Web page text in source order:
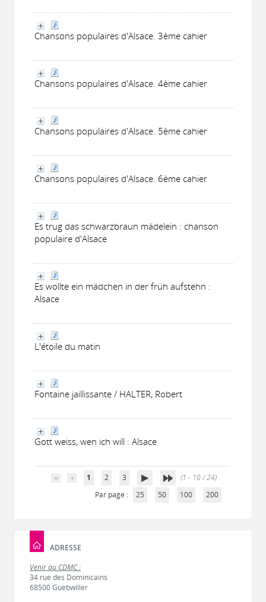
Chansons populaires d'Alsace. 3ème cahier
Chansons populaires d'Alsace. 4ème cahier
Chansons populaires d'Alsace. 5ème cahier
Chansons populaires d'Alsace. 6ème cahier
Es trug das schwarzbraun mädelein : chanson
populaire d'Alsace
Es wollte ein mädchen in der früh aufstehn :
Alsace
L'étoile du matin
Fontaine jaillissante / HALTER, Robert
Gott weiss, wen ich will : Alsace
1 2 3
(1 - 10 / 24)
Par page :
25 50 100 200
ADRESSE
Venir au CDMC :
34 rue des Dominicains
68500 Guebwiller